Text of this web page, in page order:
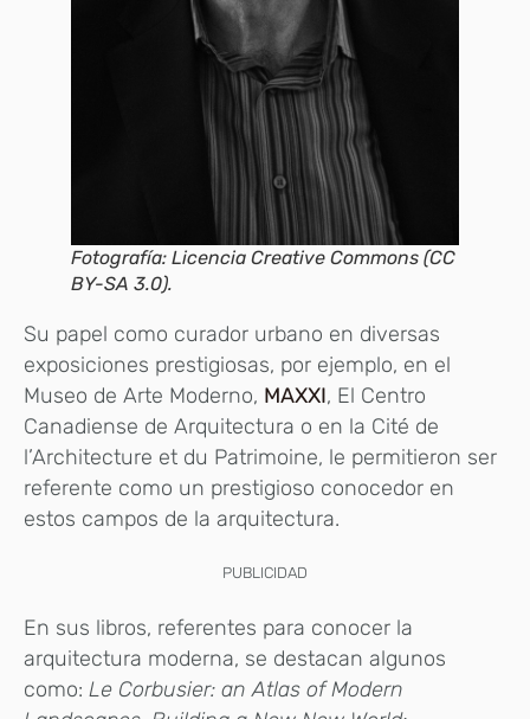
Fotografía: Licencia Creative Commons (CC
BY-SA 3.0).
Su papel como curador urbano en diversas
exposiciones prestigiosas, por ejemplo, en el
Museo de Arte Moderno, MAXXI, El Centro
Canadiense de Arquitectura o en la Cité de
l’Architecture et du Patrimoine, le permitieron ser
referente como un prestigioso conocedor en
estos campos de la arquitectura.
PUBLICIDAD
En sus libros, referentes para conocer la
arquitectura moderna, se destacan algunos
como: Le Corbusier: an Atlas of Modern